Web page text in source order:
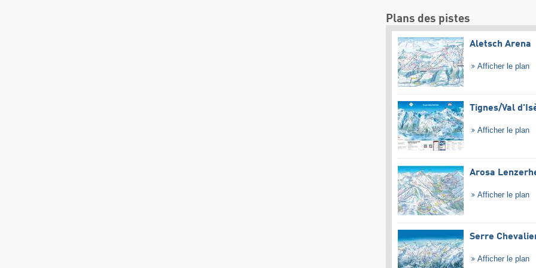
Plans des pistes
Aletsch Arena
Afficher le plan
Tignes/​Val
Afficher le plan
Arosa
Afficher le plan
Serre
Afficher le plan